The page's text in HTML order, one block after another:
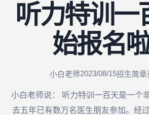
听力特训一
始报名啦
小白老师2023/08/15招生简章
小白老师说： 听力特训一百天是一个
去五年已有数万名医生朋友参加。经